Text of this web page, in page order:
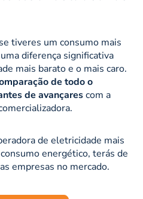
tiveres um consumo mais
diferença significativa
mais barato e o mais caro.
de todo o
de avançarescom a
de eletricidade mais
energético, terás de
empresas no mercado.